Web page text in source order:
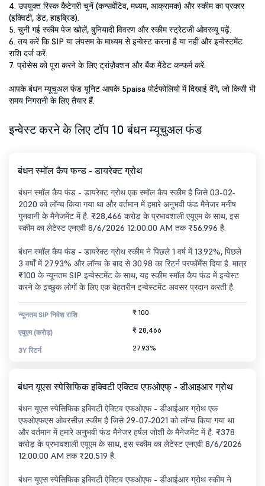
4. उपयुक्त रिस्क कैटेगरी चुनें (कन्सर्वेटिव, मध्यम, आक्रामक) और स्कीम का प्रकार
(इक्विटी, डेट, हाइब्रिड).
5. चुनी गई स्कीम पेज खोलें, बुनियादी विवरण और स्कीम स्ट्रेटजी ओवरव्यू पढ़ें.
6. तय करें कि SIP या लंपसम के माध्यम से इन्वेस्ट करना है या नहीं और इन्वेस्टमेंट
राशि दर्ज करें.
7. प्रोसेस को पूरा करने के लिए ट्रांज़ैक्शन और बैंक मैंडेट कन्फर्म करें.
आपके बंधन म्यूचुअल फंड यूनिट आपके 5paisa पोर्टफोलियो में दिखाई देंगे, जो किसी भी
समय निगरानी के लिए तैयार हैं.
इन्वेस्ट करने के लिए टॉप 10 बंधन म्यूचुअल फंड
बंधन स्मॉल कैप फन्ड - डायरेक्ट ग्रोथ
बंधन स्मॉल कैप फंड - डायरेक्ट ग्रोथ एक स्मॉल कैप स्कीम है जिसे 03-02-
2020 को लॉन्च किया गया था और वर्तमान में हमारे अनुभवी फंड मैनेजर मनीष
गुनवानी के मैनेजमेंट में है. ₹28,466 करोड़ के प्रभावशाली एयूएम के साथ, इस
स्कीम का लेटेस्ट एनएवी 8/6/2026 12:00:00 AM तक ₹56.996 है.
बंधन स्मॉल कैप फंड - डायरेक्ट ग्रोथ स्कीम ने पिछले 1 वर्ष में 13.92%, पिछले
3 वर्षों में 27.93% और लॉन्च के बाद से 30.98 का रिटर्न परफॉर्मेंस दिया है. मात्र
₹100 के न्यूनतम SIP इन्वेस्टमेंट के साथ, यह स्कीम स्मॉल कैप फंड में इन्वेस्ट
करने के इच्छुक लोगों के लिए एक बेहतरीन इन्वेस्टमेंट अवसर प्रदान करती है.
न्यूनतम SIP निवेश राशि ₹ 100
एयूएम (करोड़) ₹ 28,466
3Y रिटर्न 27.93%
बंधन यूएस स्पेसिफिक इक्विटी एक्टिव एफओएफ् - डीआइआर ग्रोथ
बंधन यूएस स्पेसिफिक इक्विटी ऐक्टिव एफओएफ - डीआईआर ग्रोथ एक
एफओएफएस ओवरसीज स्कीम है जिसे 29-07-2021 को लॉन्च किया गया था
और वर्तमान में हमारे अनुभवी फंड मैनेजर हर्षल जोशी के मैनेजमेंट में है. ₹378
करोड़ के प्रभावशाली एयूएम के साथ, इस स्कीम का लेटेस्ट एनएवी 8/6/2026
12:00:00 AM तक ₹20.519 है.
बंधन यूएस स्पेसिफिक इक्विटी ऐक्टिव एफओएफ - डीआईआर ग्रोथ स्कीम ने